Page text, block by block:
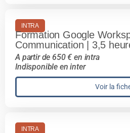
INTRA
Formation Google
Communication | 3,5
A partir de 650 € en intra
Indisponible en inter
Voir la
INTRA